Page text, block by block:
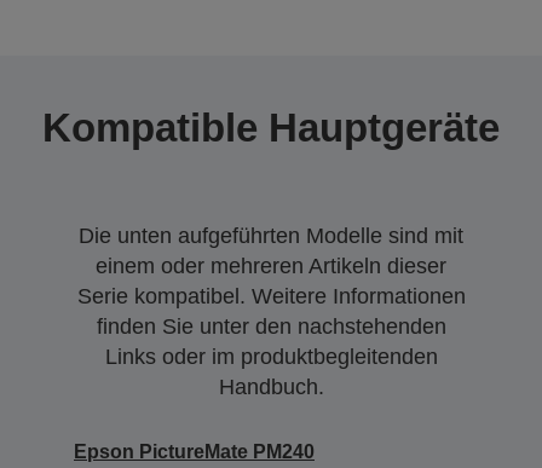
Kompatible Hauptgeräte
Die unten aufgeführten Modelle sind mit
einem oder mehreren Artikeln dieser
Serie kompatibel. Weitere Informationen
finden Sie unter den nachstehenden
Links oder im produktbegleitenden
Handbuch.
Epson PictureMate PM240